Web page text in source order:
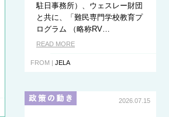
駐日事務所）、ウェスレー財団
と共に、「難民専門学校教育プ
ログラム （略称RV…
READ MORE
FROM | JELA
2026.07.15